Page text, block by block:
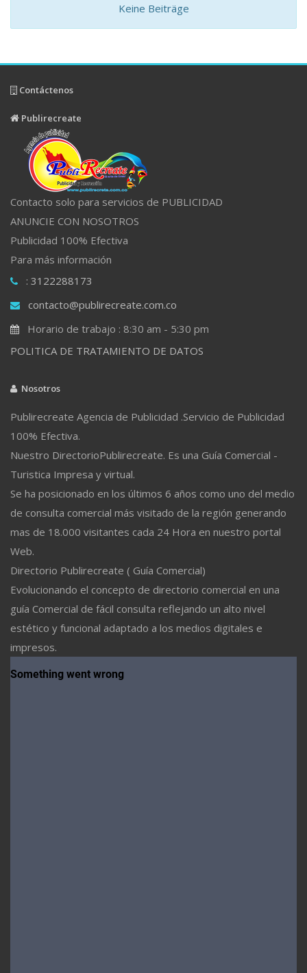
Keine Beiträge
Contáctenos
Publirecreate
Contacto solo para servicios de PUBLICIDAD
ANUNCIE CON NOSOTROS
Publicidad 100% Efectiva
Para más información
: 3122288173
contacto@publirecreate.com.co
Horario de trabajo : 8:30 am - 5:30 pm
POLITICA DE TRATAMIENTO DE DATOS
Nosotros
Publirecreate Agencia de Publicidad .Servicio de Publicidad
100% Efectiva.
Nuestro DirectorioPublirecreate. Es una Guía Comercial -
Turistica Impresa y virtual.
Se ha posicionado en los últimos 6 años como uno del medio
de consulta comercial más visitado de la región generando
mas de 18.000 visitantes cada 24 Hora en nuestro portal
Web.
Directorio Publirecreate ( Guía Comercial)
Evolucionando el concepto de directorio comercial en una
guía Comercial de fácil consulta reflejando un alto nivel
estético y funcional adaptado a los medios digitales e
impresos.